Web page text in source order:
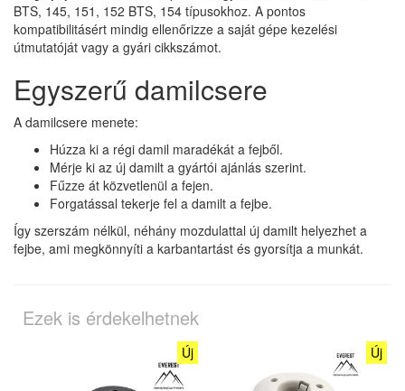
BTS, 145, 151, 152 BTS, 154 típusokhoz. A pontos
kompatibilitásért mindig ellenőrizze a saját gépe kezelési
útmutatóját vagy a gyári cikkszámot.
Egyszerű damilcsere
A damilcsere menete:
Húzza ki a régi damil maradékát a fejből.
Mérje ki az új damilt a gyártói ajánlás szerint.
Fűzze át közvetlenül a fejen.
Forgatással tekerje fel a damilt a fejbe.
Így szerszám nélkül, néhány mozdulattal új damilt helyezhet a
fejbe, ami megkönnyíti a karbantartást és gyorsítja a munkát.
Ezek is érdekelhetnek
Új Új